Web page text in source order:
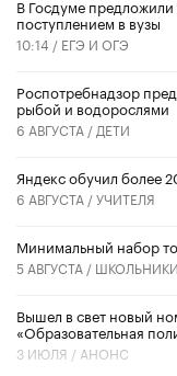
В Госдуме
поступлением в вузы
10:14 / ЕГЭ И ОГЭ
Роспотребнадзор
рыбой и водорослями
6 АВГУСТА / ДЕТИ
​Яндекс обучил более
6 АВГУСТА /УЧИТЕЛЯ
Минимальный набор
5 АВГУСТА / ШКОЛЬНИКИ
Вышел в свет новый
«Образовательная
3 ИЮЛЯ / АНОНС